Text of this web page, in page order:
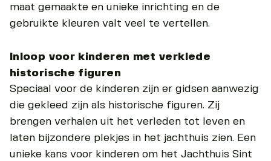
maat gemaakte en unieke inrichting en de
gebruikte kleuren valt veel te vertellen.
Inloop voor kinderen met verklede
historische figuren
Speciaal voor de kinderen zijn er gidsen aanwezig
die gekleed zijn als historische figuren. Zij
brengen verhalen uit het verleden tot leven en
laten bijzondere plekjes in het jachthuis zien. Een
unieke kans voor kinderen om het Jachthuis Sint